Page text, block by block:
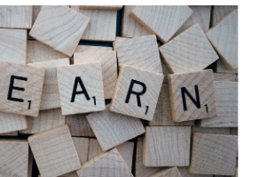
honlapok
önképzéshez
–
Díjmentes
tanfolyamok
mindenkinek